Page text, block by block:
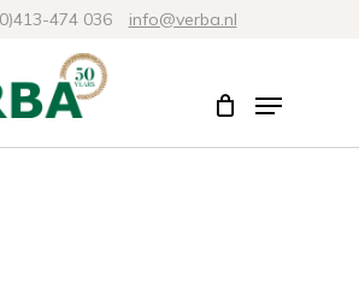
474 036 info@verba.nl
Menu